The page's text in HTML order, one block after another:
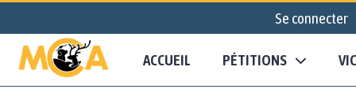
Se connecter
ACCUEIL PÉTITIONS